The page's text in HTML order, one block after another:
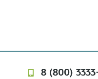
8 (800)